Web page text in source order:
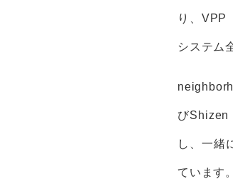
り、VPP
システム
びShizen
し、一緒
ています。